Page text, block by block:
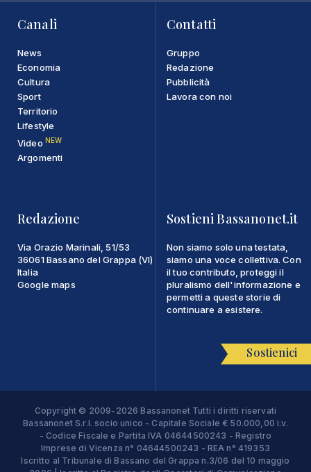
Canali
News
Economia
Cultura
Sport
Territorio
Lifestyle
Video NEW
Argomenti
Contatti
Gruppo
Redazione
Pubblicità
Lavora con noi
Redazione
Via Orazio Marinali, 51/53
36061 Bassano del Grappa (VI)
Italia
Google maps
Sostieni Bassanonet.it
Non siamo solo una testata,
siamo una voce collettiva. Con
il tuo contributo, proteggi il
pluralismo dell'informazione e
permetti a queste storie di
continuare a esistere.
Sostienici
Copyright © 2009-2026 Bassanonet Tutti i diritti riservati
Bassanonet S.r.l. socio unico - Capitale Sociale € 50.000,00 i.v.
- Codice Fiscale e Partita IVA 04644500243 - Registro
Imprese di Vicenza n° 04644500243 - REA n° 419353
Iscritto al Tribunale di Bassano del Grappa n.3/06 del 10 maggio